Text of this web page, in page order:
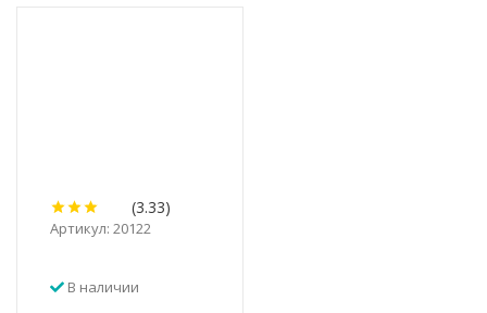
(3.33)
Артикул: 20122
В наличии